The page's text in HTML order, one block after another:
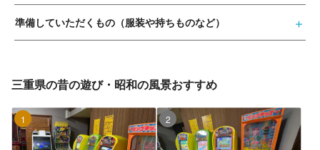
準備していただくもの（服装や持ちものなど）
三重県の昔の遊び・昭和の風景おすすめ
1位 2位